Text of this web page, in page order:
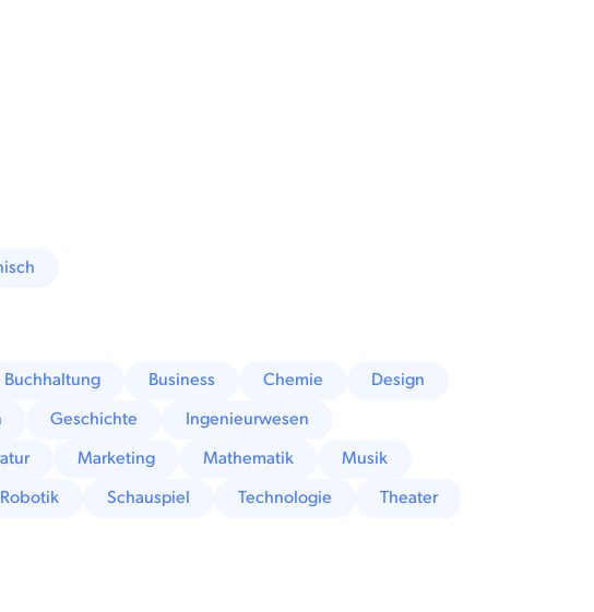
Buchhaltung Business Chemie
Design
Geschichte
Ingenieurwesen
Marketing Mathematik
Musik
Robotik Schauspiel Technologie
Theater